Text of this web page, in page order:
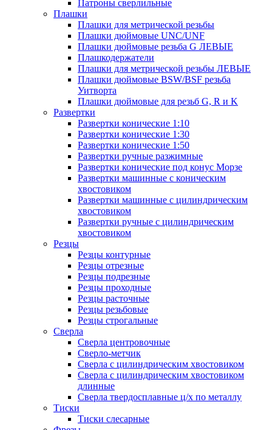
Патроны сверлильные
Плашки
Плашки для метрической резьбы
Плашки дюймовые UNC/UNF
Плашки дюймовые резьба G ЛЕВЫЕ
Плашкодержатели
Плашки для метрической резьбы ЛЕВЫЕ
Плашки дюймовые BSW/BSF резьба
Уитворта
Плашки дюймовые для резьб G, R и K
Развертки
Развертки конические 1:10
Развертки конические 1:30
Развертки конические 1:50
Развертки ручные разжимные
Развертки конические под конус Морзе
Развертки машинные с коническим
хвостовиком
Развертки машинные с цилиндрическим
хвостовиком
Развертки ручные с цилиндрическим
хвостовиком
Резцы
Резцы контурные
Резцы отрезные
Резцы подрезные
Резцы проходные
Резцы расточные
Резцы резьбовые
Резцы строгальные
Сверла
Сверла центровочные
Сверло-метчик
Сверла с цилиндрическим хвостовиком
Сверла с цилиндрическим хвостовиком
длинные
Сверла твердосплавные ц/х по металлу
Тиски
Тиски слесарные